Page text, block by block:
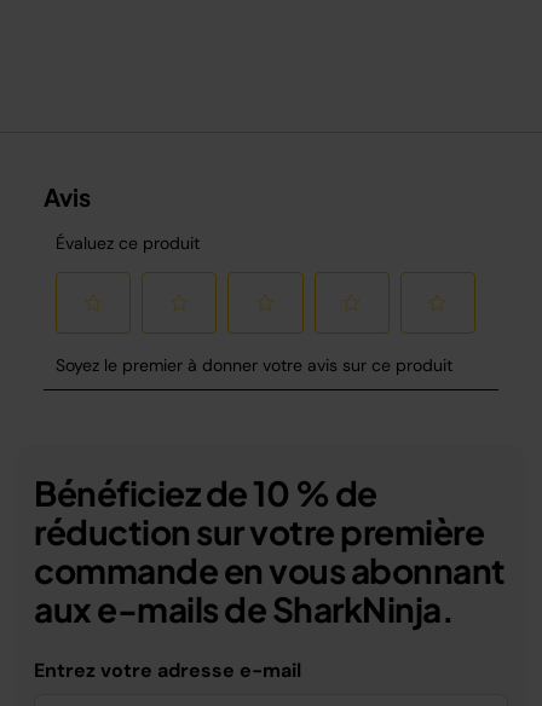
Bénéficiez de 10 % de
réduction sur votre première
commande en vous abonnant
aux e-mails de SharkNinja.
Entrez votre adresse e-mail